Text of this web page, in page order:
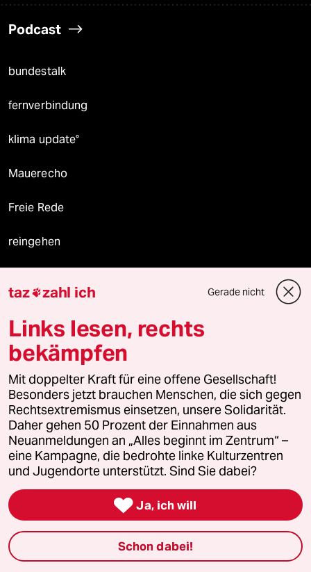
Podcast
bundestalk
fernverbindung
klima update°
Mauerecho
Freie Rede
reingehen
team zukunft
taz frisch
taz zahl ich
taz lab Infobrief
Veranstaltungen
Demnächst
taz zahl ich Gerade nicht
Links lesen, rechts
bekämpfen
Mit doppelter Kraft für eine offene Gesellschaft!
Besonders jetzt brauchen Menschen, die sich gegen
Rechtsextremismus einsetzen, unsere Solidarität.
Daher gehen 50 Prozent der Einnahmen aus
Neuanmeldungen an „Alles beginnt im Zentrum“ –
eine Kampagne, die bedrohte linke Kulturzentren
und Jugendorte unterstützt. Sind Sie dabei?
 Ja, ich will
Schon dabei!